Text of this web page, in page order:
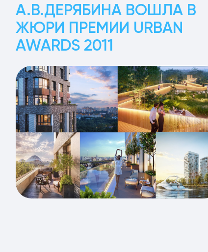
А.В.ДЕРЯБИНА ВОШЛА В
ЖЮРИ ПРЕМИИ URBAN
AWARDS 2011